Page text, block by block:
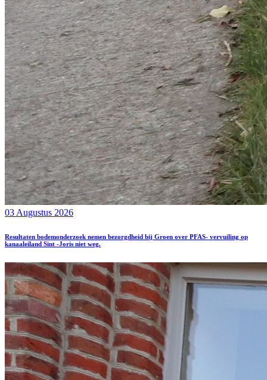
03 Augustus 2026
Resultaten bodemonderzoek nemen bezorgdheid bij Groen over PFAS- vervuiling op
kanaaleiland Sint -Joris niet weg.